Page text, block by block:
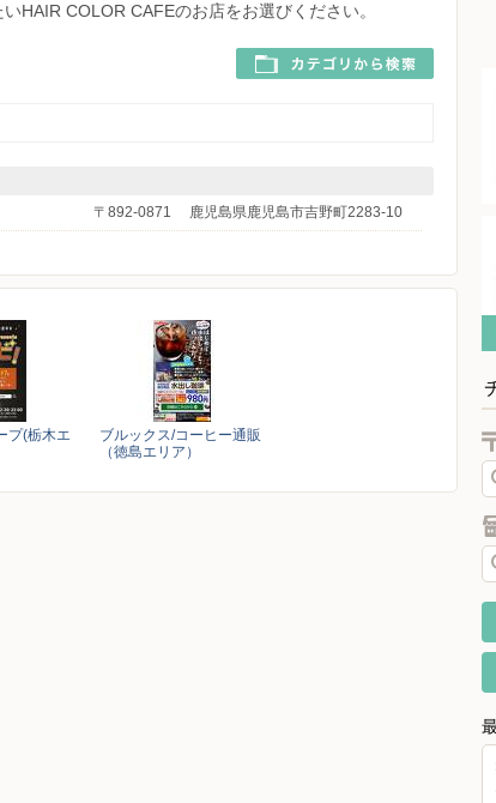
HAIR COLOR CAFEのお店をお選びください。
〒892-0871 鹿児島県鹿児島市吉野町2283-10
プ(栃木エ
ブルックス/コーヒー通販
（徳島エリア）